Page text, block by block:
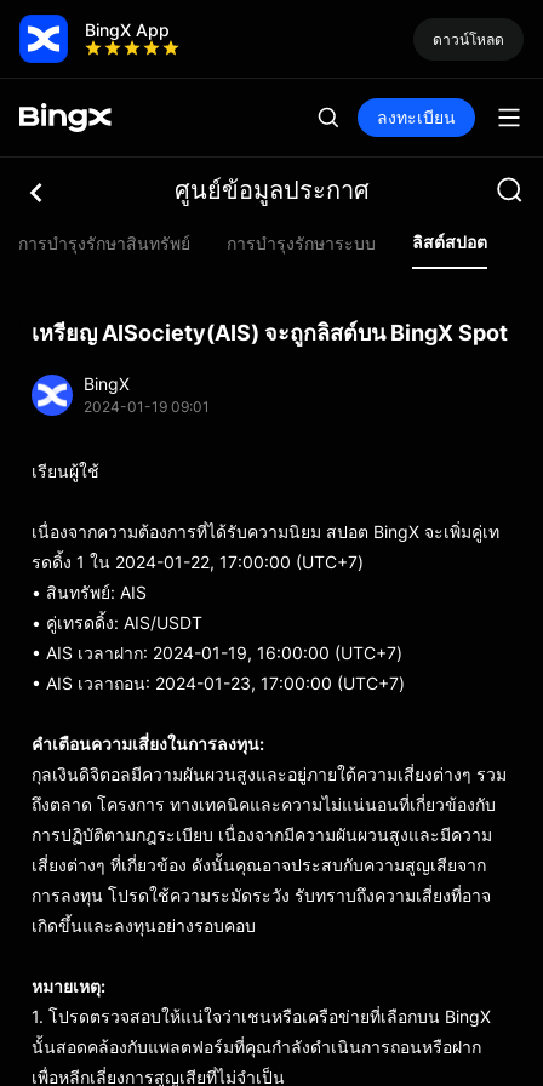
BingX App ดาวน์โหลด
ลงทะเบียน
ศูนย์ข้อมูลประกาศ
การบำรุงรักษาสินทรัพย์ การบำรุงรักษาระบบ ลิสต์สปอต
เหรียญ AISociety(AIS) จะถูกลิสต์บน BingX Spot
BingX
2024-01-19 09:01
เรียนผู้ใช้
เนื่องจากความต้องการที่ได้รับความนิยม สปอต BingX จะเพิ่มคู่เท
รดดิ้ง 1 ใน 2024-01-22, 17:00:00 (UTC+7)
• สินทรัพย์: AIS
• คู่เทรดดิ้ง: AIS/USDT
• AIS เวลาฝาก: 2024-01-19, 16:00:00 (UTC+7)
• AIS เวลาถอน: 2024-01-23, 17:00:00 (UTC+7)
คำเตือนความเสี่ยงในการลงทุน:
กุลเงินดิจิตอลมีความผันผวนสูงและอยู่ภายใต้ความเสี่ยงต่างๆ รวม
ถึงตลาด โครงการ ทางเทคนิคและความไม่แน่นอนที่เกี่ยวข้องกับ
การปฏิบัติตามกฎระเบียบ เนื่องจากมีความผันผวนสูงและมีความ
เสี่ยงต่างๆ ที่เกี่ยวข้อง ดังนั้นคุณอาจประสบกับความสูญเสียจาก
การลงทุน โปรดใช้ความระมัดระวัง รับทราบถึงความเสี่ยงที่อาจ
เกิดขึ้นและลงทุนอย่างรอบคอบ
หมายเหตุ:
1. โปรดตรวจสอบให้แน่ใจว่าเชนหรือเครือข่ายที่เลือกบน BingX
นั้นสอดคล้องกับแพลตฟอร์มที่คุณกำลังดำเนินการถอนหรือฝาก
เพื่อหลีกเลี่ยงการสูญเสียที่ไม่จำเป็น